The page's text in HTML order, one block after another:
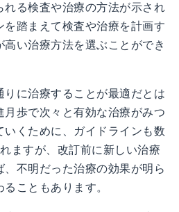
れる検査や治療の方法が示され
を踏まえて検査や治療を計画す
高い治療方法を選ぶことができ
に治療することが最適だとは
月歩で次々と有効な治療がみつ
くために、ガイドラインも数
ますが、改訂前に新しい治療
、不明だった治療の効果が明ら
こともあります。